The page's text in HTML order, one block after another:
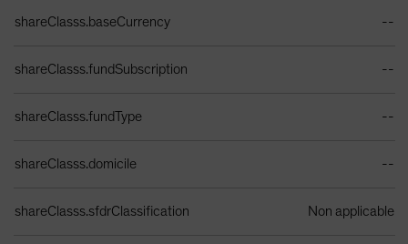
shareClasss.baseCurrency --
shareClasss.fundSubscription --
shareClasss.fundType --
shareClasss.domicile --
shareClasss.sfdrClassification Non applicable